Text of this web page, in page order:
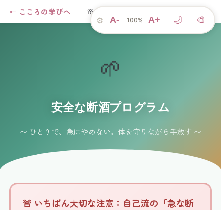
← こころの学びへ 🌸 こころのアプリ 依存症を学ぶ →
🌱
安全な断酒プログラム
〜 ひとりで、急にやめない。体を守りながら手放す 〜
🚨 いちばん大切な注意：自己流の「急な断
⚙ A- 100% A+ 🌙 🎨